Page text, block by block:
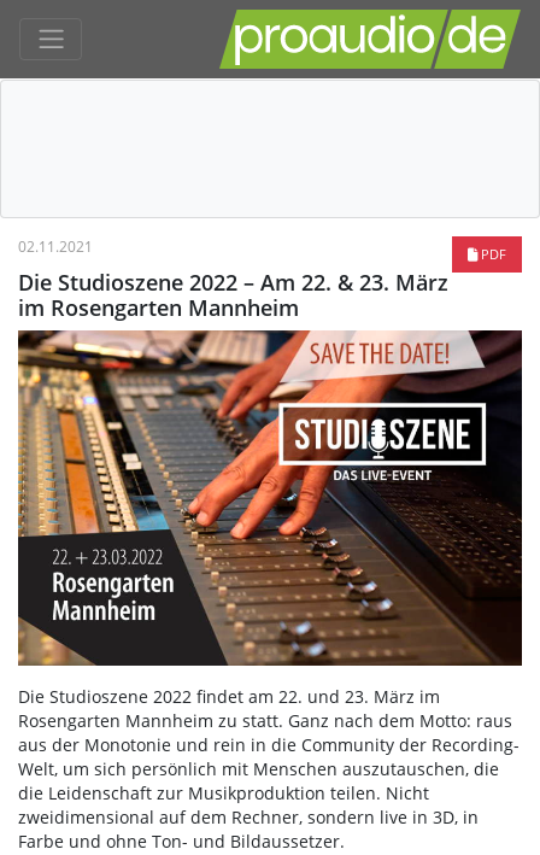
PDF
02.11.2021
Die Studioszene 2022 – Am 22. & 23. März
im Rosengarten Mannheim
Die Studioszene 2022 findet am 22. und 23. März im
Rosengarten Mannheim zu statt. Ganz nach dem Motto: raus
aus der Monotonie und rein in die Community der Recording-
Welt, um sich persönlich mit Menschen auszutauschen, die
die Leidenschaft zur Musikproduktion teilen. Nicht
zweidimensional auf dem Rechner, sondern live in 3D, in
Farbe und ohne Ton- und Bildaussetzer.